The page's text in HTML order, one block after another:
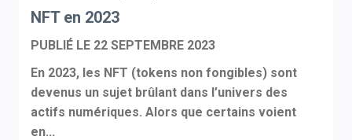
NFT en 2023
PUBLIÉ LE 22 SEPTEMBRE 2023
En 2023, les NFT (tokens non fongibles) sont
devenus un sujet brûlant dans l’univers des
actifs numériques. Alors que certains voient
en...